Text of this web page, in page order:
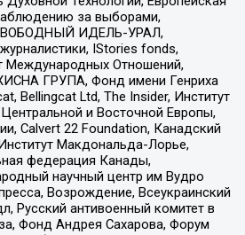
за выборами,
ИДЕЛЬ-УРАЛ,
IStories fonds,
Международных Отношений,
ГРУПА, Фонд имени Генриха
Bellingcat Ltd, The Insider, Институт
и Восточной Европы,
Calvert 22 Foundation, Канадский
Макдональда-Лорье,
федерация Канады,
научный центр им Вудро
Возрождение, Всеукраинский
Русский антивоенный комитет в
Фонд Андрея Сахарова, Форум